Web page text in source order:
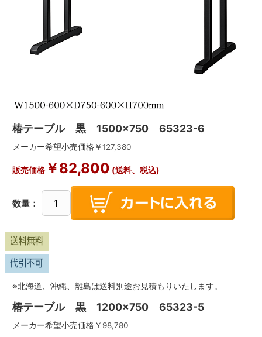
椿テーブル 黒 1500×750 65323-6
メーカー希望小売価格￥127,380
販売価格￥82,800 (送料、税込)
数量：
※北海道、沖縄、離島は送料別途お見積もりいたします。
椿テーブル 黒 1200×750 65323-5
メーカー希望小売価格￥ 98,780